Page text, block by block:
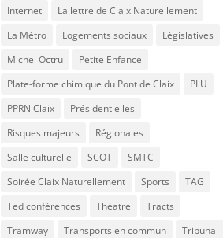
Internet
La lettre de Claix Naturellement
La Métro
Logements sociaux
Législatives
Michel Octru
Petite Enfance
Plate-forme chimique du Pont de Claix
PLU
PPRN Claix
Présidentielles
Risques majeurs
Régionales
Salle culturelle
SCOT
SMTC
Soirée Claix Naturellement
Sports
TAG
Ted conférences
Théatre
Tracts
Tramway
Transports en commun
Tribunal